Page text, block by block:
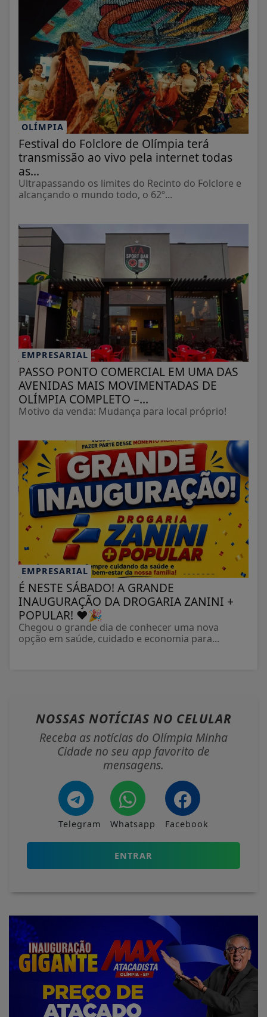
OLÍMPIA
Festival do Folclore de Olímpia terá
transmissão ao vivo pela internet todas
as...
Ultrapassando os limites do Recinto do Folclore e
alcançando o mundo todo, o 62º...
EMPRESARIAL
PASSO PONTO COMERCIAL EM UMA DAS
AVENIDAS MAIS MOVIMENTADAS DE
OLÍMPIA COMPLETO –...
Motivo da venda: Mudança para local próprio!
EMPRESARIAL
É NESTE SÁBADO! A GRANDE
INAUGURAÇÃO DA DROGARIA ZANINI +
POPULAR! ❤️🎉
Chegou o grande dia de conhecer uma nova
opção em saúde, cuidado e economia para...
NOSSAS NOTÍCIAS NO CELULAR
Receba as notícias do Olímpia Minha
Cidade no seu app favorito de
mensagens.
Telegram Whatsapp Facebook
ENTRAR